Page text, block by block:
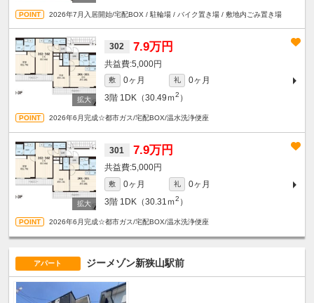
2026年7月入居開始/宅配BOX / 駐輪場 / バイク置き場 / 敷地内ごみ置き場
302 7.9万円
5,000円
敷 0ヶ月 礼
0ヶ月
3階 1DK（30.49ｍ2 ）
2026年6月完成☆都市ガス/宅配BOX/温水洗浄便座
301 7.9万円
5,000円
敷 0ヶ月 礼
0ヶ月
3階 1DK（30.31ｍ2 ）
2026年6月完成☆都市ガス/宅配BOX/温水洗浄便座
アパート ジーメゾン新狭山駅前